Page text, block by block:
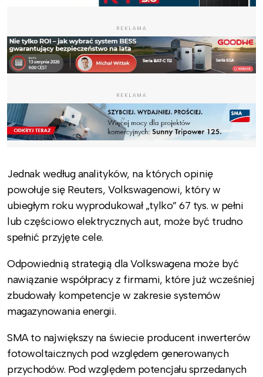
REKLAMA
REKLAMA
Jednak według analityków, na których opinię
powołuje się Reuters, Volkswagenowi, który w
ubiegłym roku wyprodukował „tylko” 67 tys. w pełni
lub częściowo elektrycznych aut, może być trudno
spełnić przyjęte cele.
Odpowiednią strategią dla Volkswagena może być
nawiązanie współpracy z firmami, które już wcześniej
zbudowały kompetencje w zakresie systemów
magazynowania energii.
SMA to największy na świecie producent inwerterów
fotowoltaicznych pod względem generowanych
przychodów. Pod względem potencjału sprzedanych